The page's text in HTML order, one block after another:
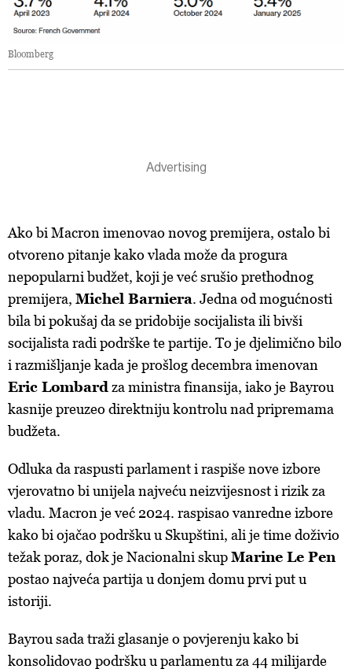
Bloomberg
Ako bi Macron imenovao novog premijera, ostalo bi
otvoreno pitanje kako vlada može da progura
nepopularni budžet, koji je već srušio prethodnog
premijera, Michel Barniera. Jedna od mogućnosti
bila bi pokušaj da se pridobije socijalista ili bivši
socijalista radi podrške te partije. To je djelimično bilo
i razmišljanje kada je prošlog decembra imenovan
Eric Lombardza ministra finansija, iako je Bayrou
kasnije preuzeo direktniju kontrolu nad pripremama
budžeta.
Odluka da raspusti parlament i raspiše nove izbore
vjerovatno bi unijela najveću neizvijesnost i rizik za
vladu. Macron je već 2024. raspisao vanredne izbore
kako bi ojačao podršku u Skupštini, ali je time doživio
težak poraz, dok je Nacionalni skupMarine Le Pen
postao najveća partija u donjem domu prvi put u
istoriji.
Bayrou sada traži glasanje o povjerenju kako bi
konsolidovao podršku u parlamentu za 44 milijarde